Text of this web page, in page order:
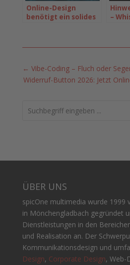
Online-Design
benötigt ein solides
–
← Vibe-Coding – Fluch oder
Widerruf-Button 2026: Jetzt
Search
ÜBER UNS
spicOne multimedia wurde 1999
in Mönchengladbach gegründet
Dienstleistungen in den
und Realisation an. Der
Kommunikationsdesign und
Design, Corporate Design, Web-